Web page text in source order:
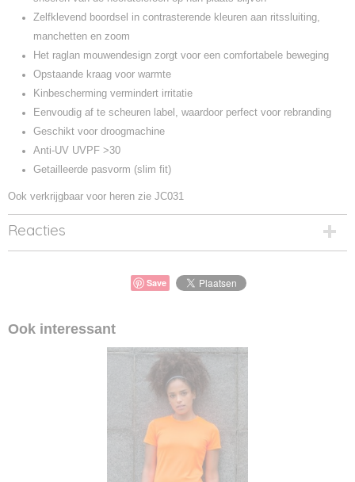
Zelfklevend boordsel in contrasterende kleuren aan ritssluiting,
manchetten en zoom
Het raglan mouwendesign zorgt voor een comfortabele beweging
Opstaande kraag voor warmte
Kinbescherming vermindert irritatie
Eenvoudig af te scheuren label, waardoor perfect voor rebranding
Geschikt voor droogmachine
Anti-UV UVPF >30
Getailleerde pasvorm (slim fit)
Ook verkrijgbaar voor heren zie JC031
Reacties
Save
Ook interessant